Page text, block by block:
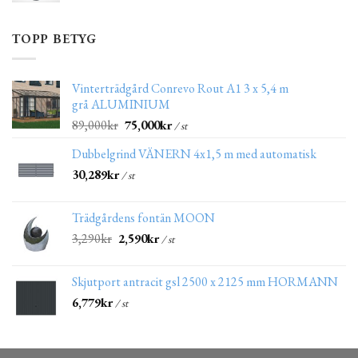
TOPP BETYG
Vinterträdgård Conrevo Rout A1 3 x 5,4 m
grå ALUMINIUM
89,000kr 75,000kr/ st
Dubbelgrind VÄNERN 4x1,5 m med automatisk
30,289kr/ st
Trädgårdens fontän MOON
3,290kr 2,590kr/ st
Skjutport antracit gsl 2500 x 2125 mm HORMANN
6,779kr/ st